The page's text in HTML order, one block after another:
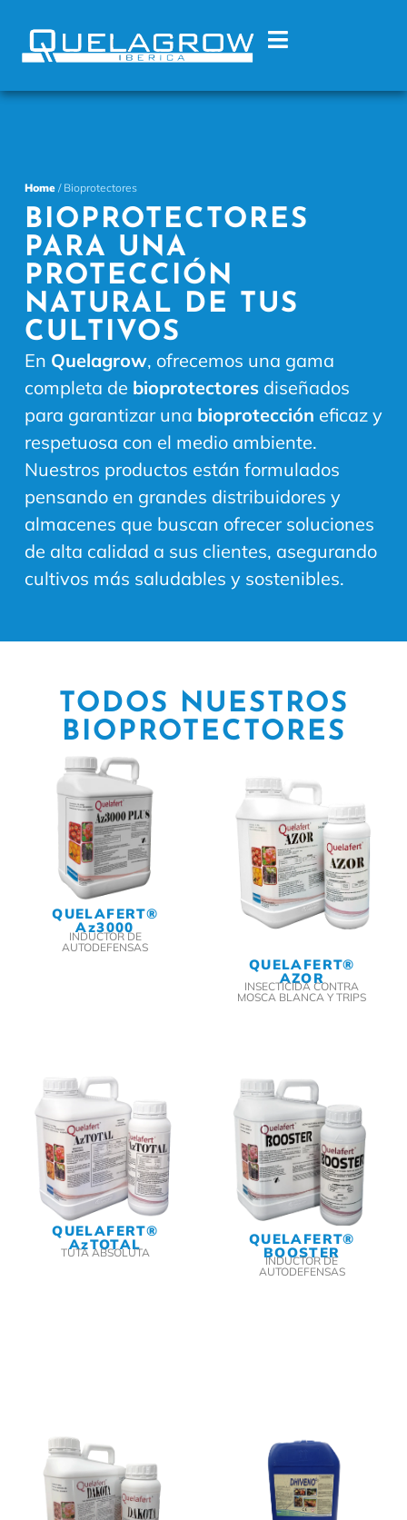
Home/ Bioprotectores
BIOPROTECTORES
PARA UNA
PROTECCIÓN
NATURAL DE TUS
CULTIVOS
En Quelagrow, ofrecemos una gama
completa de bioprotectoresdiseñados
para garantizar una bioprotección eficaz y
respetuosa con el medio ambiente.
Nuestros productos están formulados
pensando en grandes distribuidores y
almacenes que buscan ofrecer soluciones
de alta calidad a sus clientes, asegurando
cultivos más saludables y sostenibles.
TODOS NUESTROS
BIOPROTECTORES
QUELAFERT®
Az3000
INDUCTOR DE
AUTODEFENSAS
QUELAFERT®
AZOR
INSECTICIDA CONTRA
MOSCA BLANCA Y TRIPS
QUELAFERT®
AzTOTAL
TUTA ABSOLUTA
QUELAFERT®
BOOSTER
INDUCTOR DE
AUTODEFENSAS